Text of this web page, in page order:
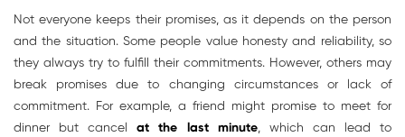
Not everyone keeps their promises, as it depends on the person
and the situation. Some people value honesty and reliability, so
they always try to fulfill their commitments. However, others may
break promises due to changing circumstances or lack of
commitment. For example, a friend might promise to meet for
dinner but cancelat the last minute, which can lead to